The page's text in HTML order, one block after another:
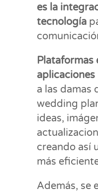
es la
tecnología
Plataformas
aplicaciones
a las damas
wedding
ideas,
creando así
más
Además, se